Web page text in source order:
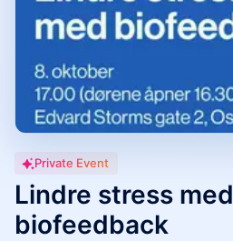
Private Event
Lindre stress med
biofeedback